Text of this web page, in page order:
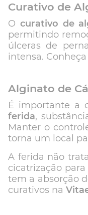
Curativo de
O curativo de
permitindo
úlceras de
intensa.
Alginato de
É importante a
ferida,
Manter o
torna um local
A ferida não
cicatrização
tem a absorção
curativos na